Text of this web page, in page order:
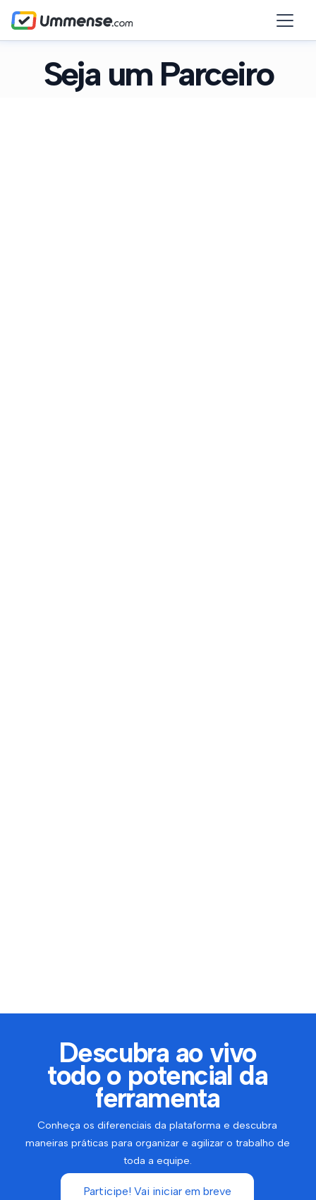
Seja um Parceiro
Descubra ao vivo
todo o potencial da
ferramenta
Conheça os diferenciais da plataforma e descubra
maneiras práticas para organizar e agilizar o trabalho de
toda a equipe.
Participe! Vai iniciar em breve